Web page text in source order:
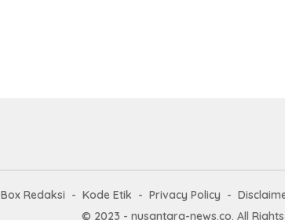
Box Redaksi Kode Etik Privacy Policy
© 2023 - nusantara-news.co. All